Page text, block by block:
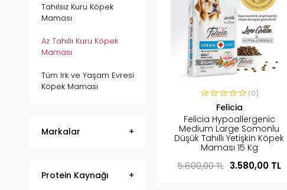
Tahılsız Kuru Köpek
Maması
Az Tahıllı Kuru Köpek
Maması
Tüm Irk ve Yaşam Evresi
Köpek Maması
Markalar
Protein Kaynağı
(0)
Felicia
Felicia Hypoallergenic
Medium Large Somonlu
Düşük Tahıllı Yetişkin Köpek
Maması 15 Kg
5.800,00 TL 3.580,00 TL